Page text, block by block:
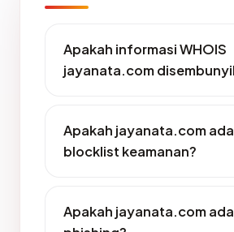
Apakah informasi WHOIS
jayanata.com
Apakah jayanata.com
blocklist keamanan?
Apakah jayanata.com